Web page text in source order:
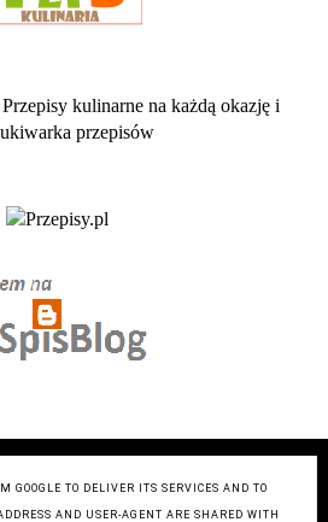
BLOGGER
KAROGRAFIA.PL
GOOGLE TO DELIVER ITS SERVICES AND TO
AND USER-AGENT ARE SHARED WITH